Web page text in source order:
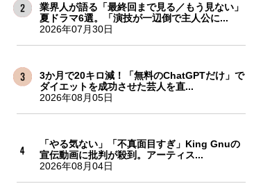
業界人が語る「最終回まで見る／もう見ない」
夏ドラマ6選。「演技が一辺倒で主人公に...
2026年07月30日
3か月で20キロ減！「無料のChatGPTだけ」で
ダイエットを成功させた芸人を直...
2026年08月05日
「やる気ない」「不真面目すぎ」King Gnuの
宣伝動画に批判が殺到。アーティス...
2026年08月04日